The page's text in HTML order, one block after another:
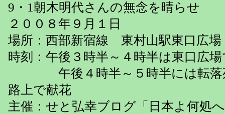
9・1朝木明代さんの無念を晴らせ
２００８年９月１日
場所：西部新宿線 東村山駅東口広場
時刻：午後３時半～４時半は東口広
午後４時半～５時半には転落
路上で献花
主催：せと弘幸ブログ「日本よ何処